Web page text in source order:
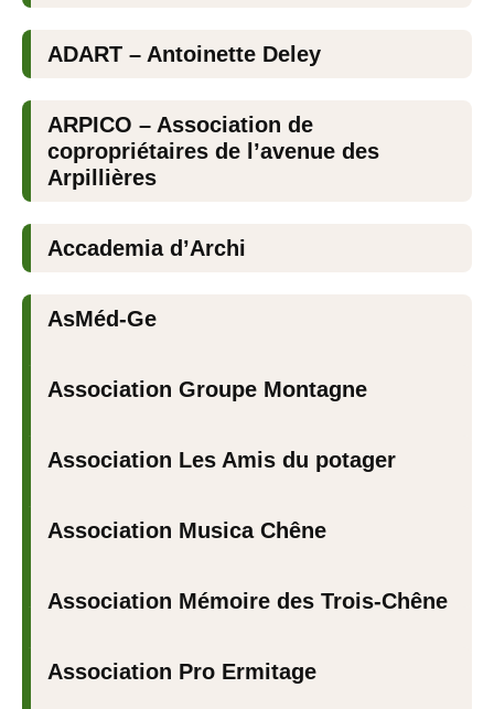
Accademia d’Archi
ADART – Antoinette Deley
ARPICO – Association de
copropriétaires de l’avenue des
Arpillières
AsMéd-Ge
Association Groupe Montagne
Association Les Amis du potager
Association Mémoire des Trois-Chêne
Association Musica Chêne
Association Pro Ermitage